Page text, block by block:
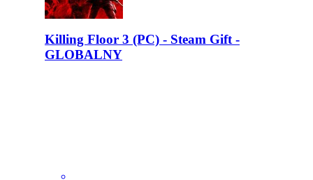
Killing Floor 3 (PC) - Steam Gift -
GLOBALNY